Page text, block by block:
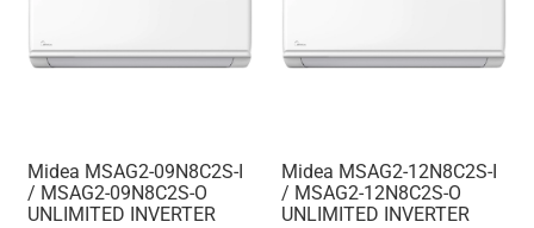
Midea MSAG2-09N8C2S-I
/ MSAG2-09N8C2S-O
UNLIMITED INVERTER
Midea MSAG2-12N8C2S-I
/ MSAG2-12N8C2S-O
UNLIMITED INVERTER